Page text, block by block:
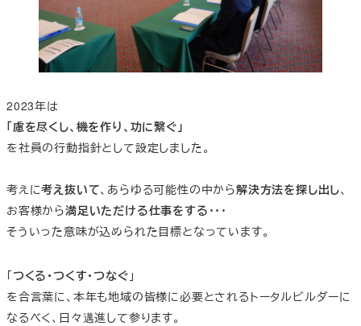
2023年は
「慮を尽くし、機を作り、功に繋ぐ」
を社員の行動指針として設定しました。
考えに考え抜いて、あらゆる可能性の中から解決方法を探し出し、
お客様から満足いただける仕事をする ・・・
そういった意味が込められた目標となっています。
「つくる・つくす・つなぐ 」
を合言葉に、本年も地域の皆様に必要とされるトータルビルダーに
なるべく、日々邁進して参ります。